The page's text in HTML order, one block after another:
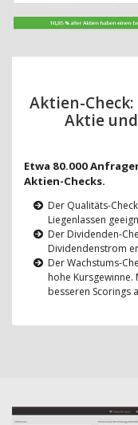
Aktien-
Aktie
Etwa 80.000
Aktien-Checks.
Der Qualitäts-
Liegenlassen
Der Dividenden-
Dividendenstrom
Der Wachstums-
hohe Kursgewinne.
besseren Scorings